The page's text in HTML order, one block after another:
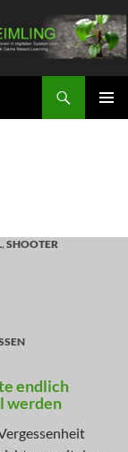
,SHOOTER
endlich
werden